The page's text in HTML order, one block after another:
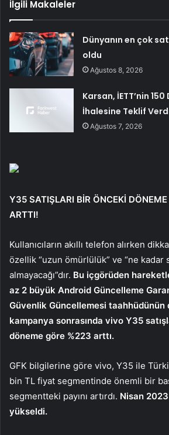
İlgili Makaleler
Dünyanın en çok
oldu
Ağustos 8, 2026
Karsan, İETT’nin
İhalesine Teklif
Ağustos 7, 2026
Y35 SATIŞLARI BİR ÖNCEKİ
ARTTI!
Kullanıcıların akıllı telefon alırken
özellik “uzun ömürlülük” ve “ne kadar
almayacağı”dır. Bu içgörüden
az 2 büyük Android Güncelleme
Güvenlik Güncellemesi taahhüdünün
kampanya sonrasında vivo Y35
döneme göre %223 arttı.
GFK bilgilerine göre vivo, Y35 ile
bin TL fiyat segmentinde önemli bir
segmentteki payını artırdı. Nisan
yükseldi.